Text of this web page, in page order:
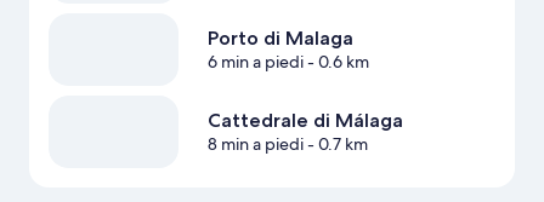
Porto di Malaga
6 min a piedi- 0.6 km
Cattedrale di Málaga
8 min a piedi- 0.7 km